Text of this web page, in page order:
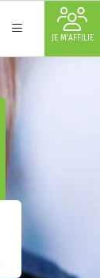
JE M'AFFILIE